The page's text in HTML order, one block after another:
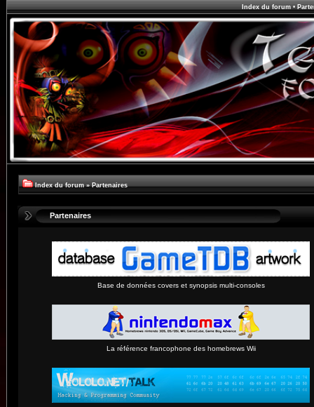
Index du forum•
Index du forum » Partenaires
Partenaires
Base de données covers et synopsis multi-consoles
La référence francophone des homebrews Wii